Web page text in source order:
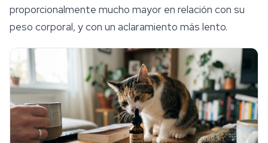
proporcionalmente mucho mayor en relación con su
peso corporal, y con un aclaramiento más lento.